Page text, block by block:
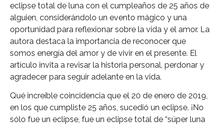
eclipse total de luna con el cumpleaños de 25 años de
alguien, considerándolo un evento mágico y una
oportunidad para reflexionar sobre la vida y el amor. La
autora destaca la importancia de reconocer que
somos energía del amor y de vivir en el presente. El
artículo invita a revisar la historia personal, perdonar y
agradecer para seguir adelante en la vida.
Qué increíble coincidencia que el 20 de enero de 2019,
en los que cumpliste 25 años, sucedió un eclipse. ¡No
sólo fue un eclipse, fue un eclipse total de “súper luna